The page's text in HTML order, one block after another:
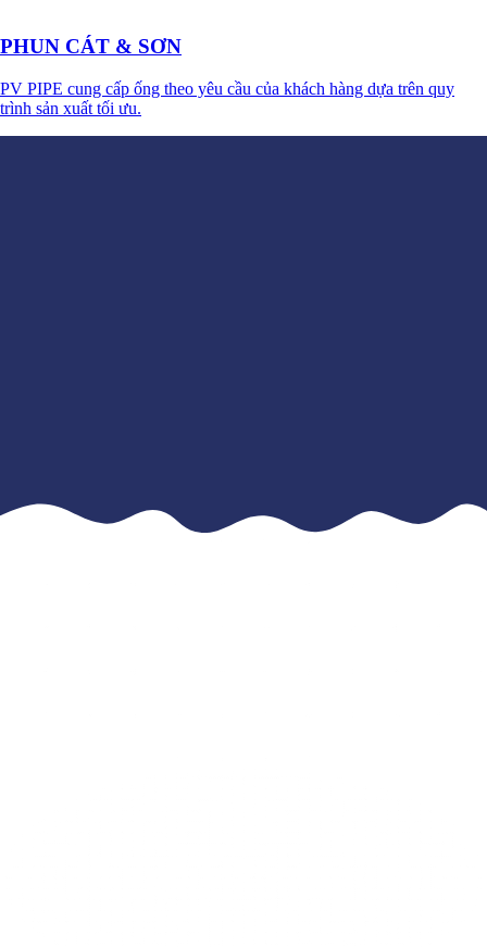
PHUN CÁT & SƠN
PV PIPE cung cấp ống theo yêu cầu của khách hàng dựa trên quy
trình sản xuất tối ưu.